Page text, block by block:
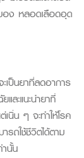
อง หลอดเลือดอุด
เป็นยาที่ลดอาการ
ละแนะนำยาที่
นิ่น ๆ จะทำให้โรค
รถใช้ชีวิตได้ตาม
านั้น